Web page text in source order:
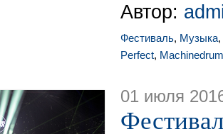
Автор:
Фестиваль, Музыка,
Perfect, Machinedrum
01 июля